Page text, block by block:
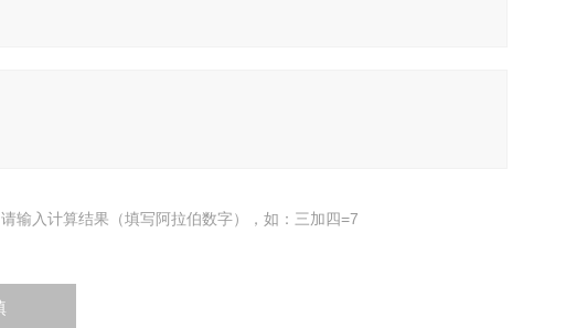
请输入计算结果（填写阿拉伯数字），如：三加四=7